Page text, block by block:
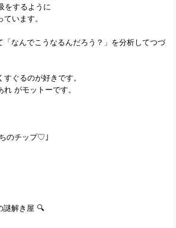
をするように
います。
「なんでこうなるんだろう？」を分析してつづ
ぐるのが好きです。
がモットーです。
のチップ♡｣
謎解き屋 🔍